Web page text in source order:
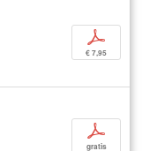
p
€ 7,95
p
gratis